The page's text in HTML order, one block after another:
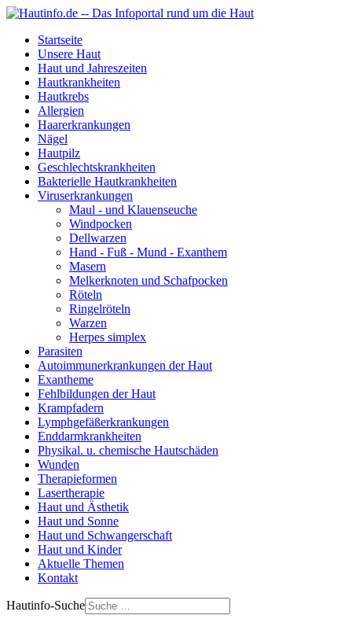
Startseite
Unsere Haut
Haut und Jahreszeiten
Hautkrankheiten
Hautkrebs
Allergien
Haarerkrankungen
Nägel
Hautpilz
Geschlechtskrankheiten
Bakterielle Hautkrankheiten
Viruserkrankungen
Maul - und Klauenseuche
Windpocken
Dellwarzen
Hand - Fuß - Mund - Exanthem
Masern
Melkerknoten und Schafpocken
Röteln
Ringelröteln
Warzen
Herpes simplex
Parasiten
Autoimmunerkrankungen der Haut
Exantheme
Fehlbildungen der Haut
Krampfadern
Lymphgefäßerkrankungen
Enddarmkrankheiten
Physikal. u. chemische Hautschäden
Wunden
Therapieformen
Lasertherapie
Haut und Ästhetik
Haut und Sonne
Haut und Schwangerschaft
Haut und Kinder
Aktuelle Themen
Kontakt
Hautinfo-Suche